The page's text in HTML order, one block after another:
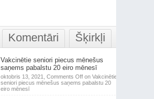
Komentāri Šķirkļi
Vakcinētie seniori piecus mēnešus
saņems pabalstu 20 eiro mēnesī
oktobris 13, 2021, Comments Offon Vakcinētie
seniori piecus mēnešus saņems pabalstu 20
eiro mēnesī